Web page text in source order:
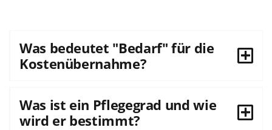
Was bedeutet "Bedarf" für die
Kostenübernahme?
Was ist ein Pflegegrad und wie
wird er bestimmt?